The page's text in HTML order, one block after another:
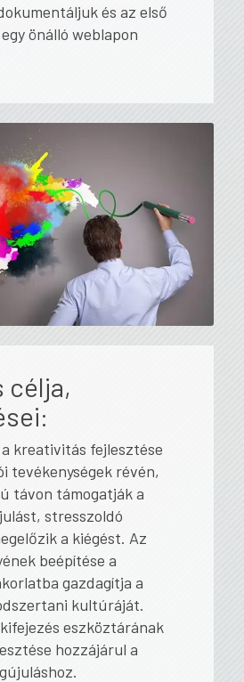
és az első
önálló weblapon
célja,
kreativitás fejlesztése
tevékenységek révén,
távon támogatják a
stresszoldó
a kiégést. Az
beépítése a
gazdagítja a
kultúráját.
eszköztárának
hozzájárul a